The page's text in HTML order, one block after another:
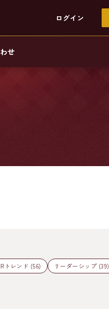
ログイン
せ
トレンド (56)
リーダーシップ (39)